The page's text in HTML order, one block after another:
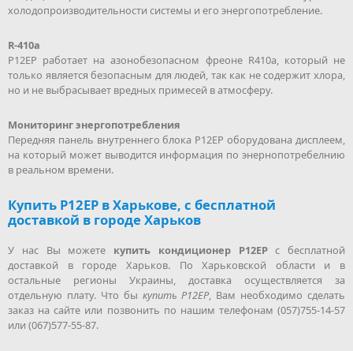
холодопроизводительности системы и его энергопотребление.
R-410a
P12EP работает на азонобезопасном фреоне R410a, который не
только является безопасным для людей, так как не содержит хлора,
но и не выбрасывает вредных примесей в атмосферу.
Мониторинг энергопотребления
Передняя панель внутреннего блока P12EP оборудована дисплеем,
на который может выводится информация по энернопотребелнию
в реальном времени.
Купить P12EP в Харькове, с бесплатной
доставкой в городе Харьков
У нас Вы можете купить кондиционер P12EPс бесплатной
доставкой в городе Харьков. По Харьковской области и в
остальные регионы Украины, доставка осуществляется за
отдельную плату. Что бы купить P12EP, Вам необходимо сделать
заказ на сайте или позвонить по нашим телефонам (057)755-14-57
или (067)577-55-87.